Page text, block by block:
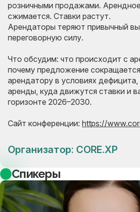
розничными продажами.
сжимается. Ставки растут.
Арендаторы теряют привычный
переговорную силу.
Что обсудим: что происходит с
почему предложение
арендатору в условиях
аренды, куда движутся ставки и
горизонте 2026–2030.
Сайт конференции: https://
Организатор: CORE.XP
Спикеры